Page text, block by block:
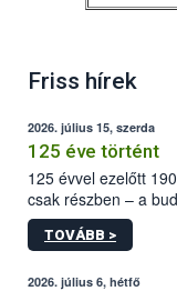
Friss hírek
2026. július 15, szerda
125 éve történt
125 évvel ezelőtt
csak részben – a
állomás a Kis Rókus
tervezett új épületébe.
TOVÁBB >
2026. július 6, hétfő